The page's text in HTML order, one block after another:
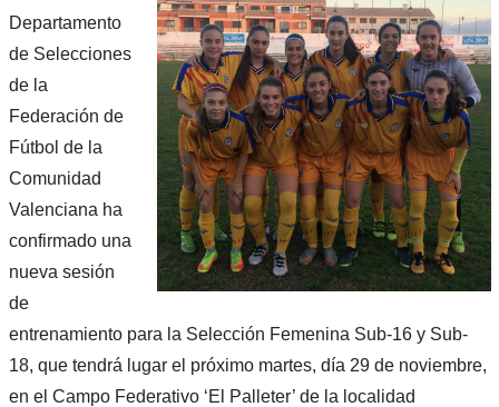
Departamento
de Selecciones
de la
Federación de
Fútbol de la
Comunidad
Valenciana ha
confirmado una
nueva sesión
de
entrenamiento para la Selección Femenina Sub-16 y Sub-
18, que tendrá lugar el próximo martes, día 29 de noviembre,
en el Campo Federativo ‘El Palleter’ de la localidad